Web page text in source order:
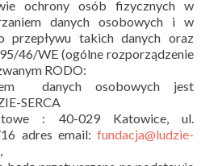
ochrony osób fizycznych w
danych osobowych i w
przepływu takich danych oraz
46/WE (ogólne rozporządzenie
RODO:
danych osobowych jest
SERCA
: 40-029 Katowice, ul.
adres email: fundacja@ludzie-
,